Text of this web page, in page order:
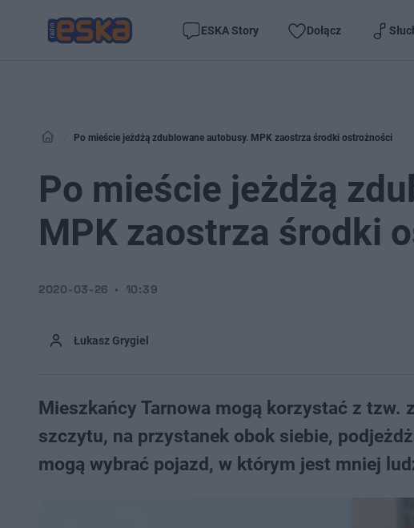
ESKA Story Dołącz
Po mieście jeżdżą zdublowane autobusy. MPK zaostrza środki ostrożności
Po mieście jeżdżą
MPK zaostrza środki
Łukasz Grygiel
2020-03-26 10:39
Mieszkańcy Tarnowa mogą korzystać z
szczytu, na przystanek obok siebie,
mogą wybrać pojazd, w którym jest mniej